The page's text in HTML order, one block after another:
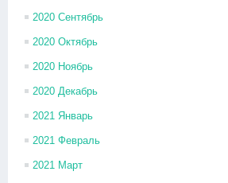
2020 Сентябрь
2020 Октябрь
2020 Ноябрь
2020 Декабрь
2021 Январь
2021 Февраль
2021 Март